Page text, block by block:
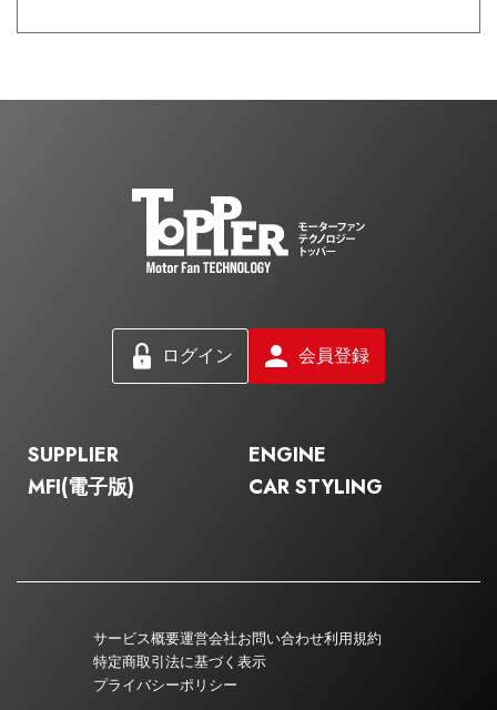
ログイン 会員登録
SUPPLIER
ENGINE
MFI(電子版)
CAR STYLING
サービス概要運営会社お問い合わせ利用規約
特定商取引法に基づく表示
プライバシーポリシー